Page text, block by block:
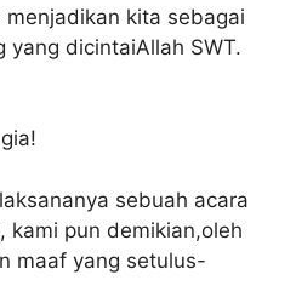
kita sebagai
yang dicintaiAllah SWT.
sebuah acara
kami pun demikian,oleh
maaf yang setulus-